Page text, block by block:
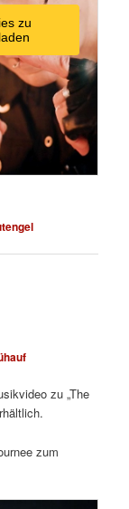
zu
zu „The
zum